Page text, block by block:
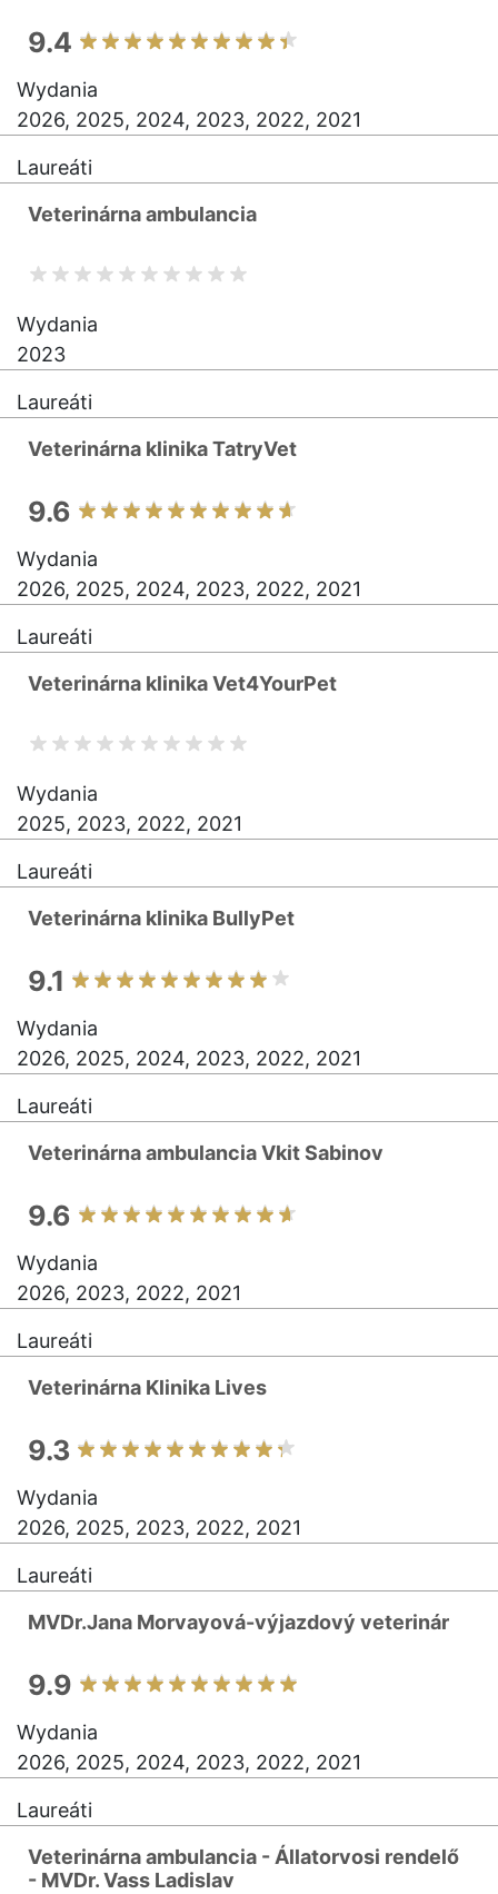
9.4
Wydania
2026, 2025, 2024, 2023, 2022, 2021
Laureáti
Veterinárna ambulancia
Wydania
2023
Laureáti
Veterinárna klinika TatryVet
9.6
Wydania
2026, 2025, 2024, 2023, 2022, 2021
Laureáti
Veterinárna klinika Vet4YourPet
Wydania
2025, 2023, 2022, 2021
Laureáti
Veterinárna klinika BullyPet
9.1
Wydania
2026, 2025, 2024, 2023, 2022, 2021
Laureáti
Veterinárna ambulancia Vkit Sabinov
9.6
Wydania
2026, 2023, 2022, 2021
Laureáti
Veterinárna Klinika Lives
9.3
Wydania
2026, 2025, 2023, 2022, 2021
Laureáti
MVDr.Jana Morvayová-výjazdový veterinár
9.9
Wydania
2026, 2025, 2024, 2023, 2022, 2021
Laureáti
Veterinárna ambulancia - Állatorvosi rendelő
- MVDr. Vass Ladislav